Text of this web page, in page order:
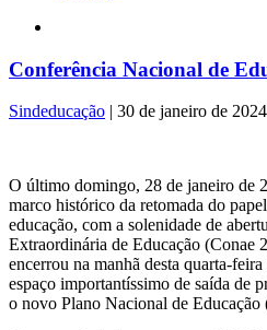
Conferência Nacional de
Sindeducação | 30 de janeiro de 2024
O último domingo, 28 de janeiro de
marco histórico da retomada do
educação, com a solenidade de
Extraordinária de Educação (Conae
encerrou na manhã desta quarta-
espaço importantíssimo de saída de
o novo Plano Nacional de Educação